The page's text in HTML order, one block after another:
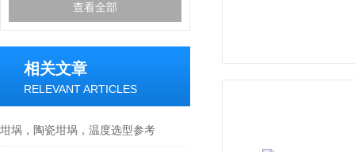
查看全部
相关文章
RELEVANT ARTICLES
坩埚，陶瓷坩埚，温度选型参考